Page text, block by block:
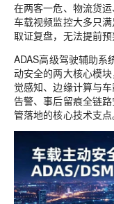
在两客一危、物流货
车载视频监控大多只
取证复盘，无法提前预
ADAS高级驾驶辅助系
动安全的两大核心模
觉感知、边缘计算与
告警、事后留痕全链
管落地的核心技术支点